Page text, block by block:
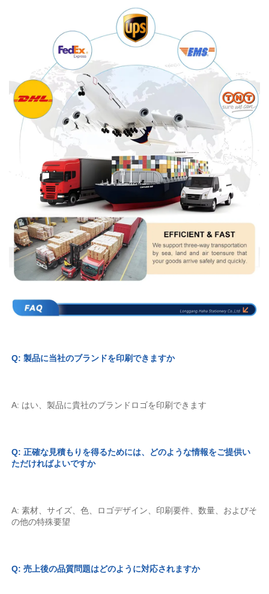
Q: 製品に当社のブランドを印刷できますか
A: はい、製品に貴社のブランドロゴを印刷できます
Q: 正確な見積もりを得るためには、どのような情報をご提供い
ただければよいですか
A: 素材、サイズ、色、ロゴデザイン、印刷要件、数量、およびそ
の他の特殊要望
Q: 売上後の品質問題はどのように対応されますか